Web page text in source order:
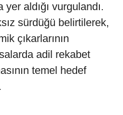
aldığı vurgulandı.
sürdüğü belirtilerek,
çıkarlarının
adil rekabet
temel hedef